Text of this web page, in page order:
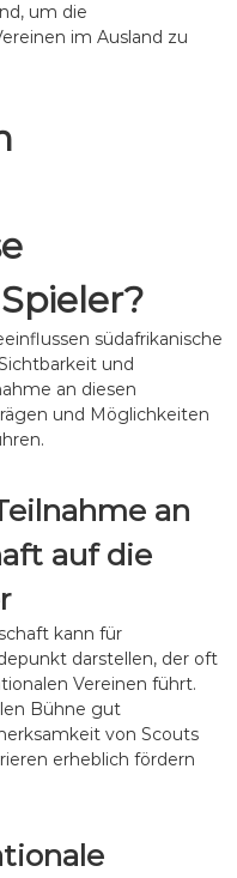
um die
im Ausland zu
südafrikanische
und
an diesen
und Möglichkeiten
an
auf die
kann für
darstellen, der oft
Vereinen führt.
Bühne gut
von Scouts
erheblich fördern